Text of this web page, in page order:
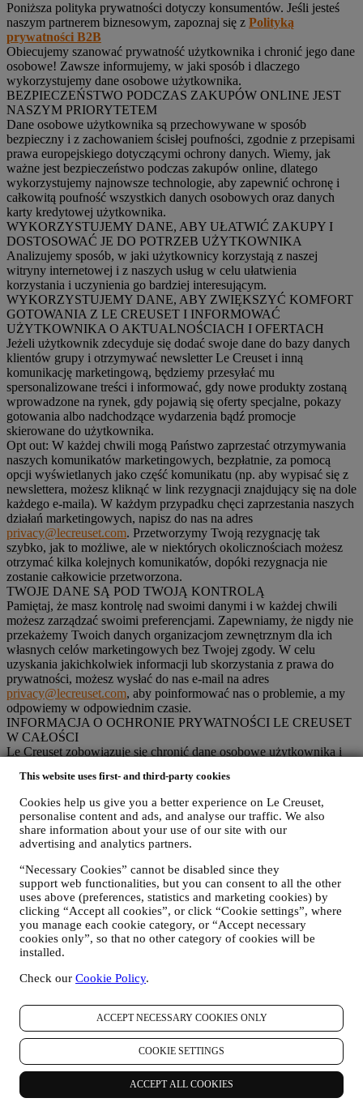
This website uses first- and third-party cookies
Cookies help us give you a better experience on Le Creuset,
personalise content and ads, and analyse our traffic. We also
share information about your use of our site with our
advertising and analytics partners.
“Necessary Cookies” cannot be disabled since they
support web functionalities, but you can consent to all the other
uses above (preferences, statistics and marketing cookies) by
clicking “Accept all cookies”, or click “Cookie settings”, where
you manage each cookie category, or “Accept necessary
cookies only”, so that no other category of cookies will be
installed.
Check our Cookie Policy.
ACCEPT NECESSARY COOKIES ONLY
COOKIE SETTINGS
ACCEPT ALL COOKIES
Poniższa polityka prywatności dotyczy konsumentów. Jeśli jesteś
naszym partnerem biznesowym, zapoznaj się z Polityką
prywatności B2B
Obiecujemy szanować prywatność użytkownika i chronić jego dane
osobowe! Zawsze informujemy, w jaki sposób i dlaczego
wykorzystujemy dane osobowe użytkownika.
BEZPIECZEŃSTWO PODCZAS ZAKUPÓW ONLINE JEST
NASZYM PRIORYTETEM
Dane osobowe użytkownika są przechowywane w sposób
bezpieczny i z zachowaniem ścisłej poufności, zgodnie z przepisami
prawa europejskiego dotyczącymi ochrony danych. Wiemy, jak
ważne jest bezpieczeństwo podczas zakupów online, dlatego
wykorzystujemy najnowsze technologie, aby zapewnić ochronę i
całkowitą poufność wszystkich danych osobowych oraz danych
karty kredytowej użytkownika.
WYKORZYSTUJEMY DANE, ABY UŁATWIĆ ZAKUPY I
DOSTOSOWAĆ JE DO POTRZEB UŻYTKOWNIKA
Analizujemy sposób, w jaki użytkownicy korzystają z naszej
witryny internetowej i z naszych usług w celu ułatwienia
korzystania i uczynienia go bardziej interesującym.
WYKORZYSTUJEMY DANE, ABY ZWIĘKSZYĆ KOMFORT
GOTOWANIA Z LE CREUSET I INFORMOWAĆ
UŻYTKOWNIKA O AKTUALNOŚCIACH I OFERTACH
Jeżeli użytkownik zdecyduje się dodać swoje dane do bazy danych
klientów grupy i otrzymywać newsletter Le Creuset i inną
komunikację marketingową, będziemy przesyłać mu
spersonalizowane treści i informować, gdy nowe produkty zostaną
wprowadzone na rynek, gdy pojawią się oferty specjalne, pokazy
gotowania albo nadchodzące wydarzenia bądź promocje
skierowane do użytkownika.
Opt out: W każdej chwili mogą Państwo zaprzestać otrzymywania
naszych komunikatów marketingowych, bezpłatnie, za pomocą
opcji wyświetlanych jako część komunikatu (np. aby wypisać się z
newslettera, możesz kliknąć w link rezygnacji znajdujący się na dole
każdego e-maila). W każdym przypadku chęci zaprzestania naszych
działań marketingowych, napisz do nas na adres
privacy@lecreuset.com. Przetworzymy Twoją rezygnację tak
szybko, jak to możliwe, ale w niektórych okolicznościach możesz
otrzymać kilka kolejnych komunikatów, dopóki rezygnacja nie
zostanie całkowicie przetworzona.
TWOJE DANE SĄ POD TWOJĄ KONTROLĄ
Pamiętaj, że masz kontrolę nad swoimi danymi i w każdej chwili
możesz zarządzać swoimi preferencjami. Zapewniamy, że nigdy nie
przekażemy Twoich danych organizacjom zewnętrznym dla ich
własnych celów marketingowych bez Twojej zgody. W celu
uzyskania jakichkolwiek informacji lub skorzystania z prawa do
prywatności, możesz wysłać do nas e-mail na adres
privacy@lecreuset.com, aby poinformować nas o problemie, a my
odpowiemy w odpowiednim czasie.
INFORMACJA O OCHRONIE PRYWATNOŚCI LE CREUSET
W CAŁOŚCI
Le Creuset zobowiązuje się chronić dane osobowe użytkownika i
gromadzimy i przetwarzamy dane osobowe użytkownika zgodnie z
przepisami prawa UE o ochronie danych (w tym z ogólnym
rozporządzeniem o ochronie danych UE 2016/679) oraz przepisami
prawa dotyczącymi ochrony danych obowiązującymi w kraju, na
terytorium i w lokalizacji użytkownika ("
ochrony danych
1. KIEDY I JAKIE RODZAJE DANYCH UŻYTKOWNIKA
GROMADZIMY?
"Dane osobowe" oznaczają wszelkie dane dotyczące użytkownika i
pozwalające nam na określenie jego tożsamości bezpośrednio albo
w połączeniu z innymi danymi.
Dzieci: Nie pozyskujemy danych osobowych od dzieci. Trzeba mieć
18 lat albo więcej, aby korzystać z naszej witryny internetowej i
Możemy gromadzić dane osobowe użytkowników korzystających z
konto Le Creuset, kupujących produkty Le Creuset na Stronie
internetowej lub w naszych sklepach Le Creuset (Signature
Boutique i Salony Outlet) lub subskrybujących nasze komunikaty
marketingowe. Dane osobowe mogą dotyczyć:
dane zakupu, na przykład datę i godzinę zakupu, dane
dostawy, dane i informacje szczegółowe dotyczące produktu i